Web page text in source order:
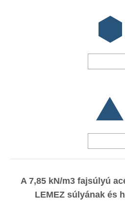
A 7,85 kN/m3 fajsúlyú
LEMEZ súlyának és